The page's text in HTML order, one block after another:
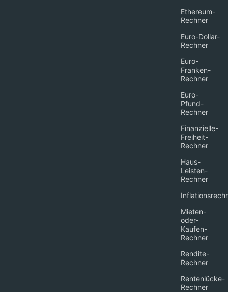
Ethereum-
Rechner
Euro-Dollar-
Rechner
Euro-
Franken-
Rechner
Euro-
Pfund-
Rechner
Finanzielle-
Freiheit-
Rechner
Haus-
Leisten-
Rechner
Mieten-
oder-
Kaufen-
Rechner
Rendite-
Rechner
Rentenlücke-
Rechner